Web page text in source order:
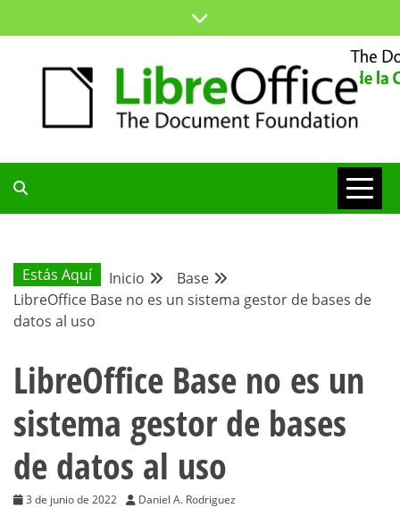
al
BLOG DE LA
COMUNIDAD
HISPANA
Estás Aquí Inicio
Base
LibreOffice Base no es un sistema gestor de bases de
datos al uso
LibreOffice Base no es un
sistema gestor de bases
de datos al uso
3 de junio de 2022 Daniel A. Rodriguez